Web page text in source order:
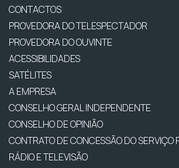
CONTACTOS
PROVEDORA DO TELESPECTADOR
PROVEDORA DO OUVINTE
ACESSIBILIDADES
SATÉLITES
A EMPRESA
CONSELHO GERAL INDEPENDENTE
CONSELHO DE OPINIÃO
CONTRATO DE CONCESSÃO DO SERVIÇO
RÁDIO E TELEVISÃO